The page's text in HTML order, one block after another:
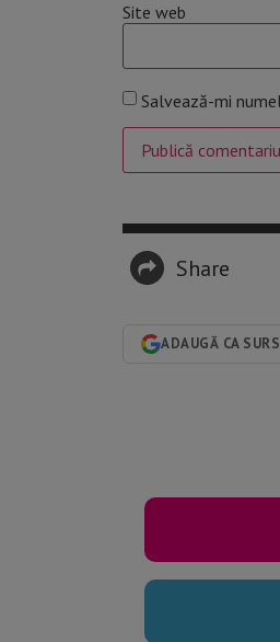
Site web
Salvează-mi
Share
ADAUGĂ CA